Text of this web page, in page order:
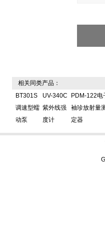
相关同类产品：
BT301S
调速型蠕
动泵
UV-340C
紫外线强
度计
PDM-122电
袖珍放射量
定器